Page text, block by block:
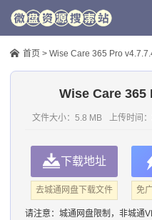
首页 > Wise Care 365 Pro
Wise Care 365
文件大小：5.8 MB 上传时间：
下载地址
去城通网盘下载文件 免
请注意： 城通网盘限制，非城通